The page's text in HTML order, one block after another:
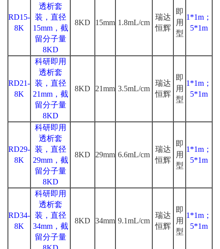
RD15-
8K
透析套
装，直径
15mm，截
留分子量
8KD
8KD 15mm 1.8mL/cm
瑞达
恒辉
即
用
型
1*1m；
5*1m
RD21-
8K
科研即用
透析套
装，直径
21mm，截
留分子量
8KD
8KD 21mm 3.5mL/cm
瑞达
恒辉
即
用
型
1*1m；
5*1m
RD29-
8K
科研即用
透析套
装，直径
29mm，截
留分子量
8KD
8KD 29mm 6.6mL/cm
瑞达
恒辉
即
用
型
1*1m；
5*1m
RD34-
8K
科研即用
透析套
装，直径
34mm，截
留分子量
8KD 34mm 9.1mL/cm
瑞达
恒辉
即
用
型
1*1m；
5*1m